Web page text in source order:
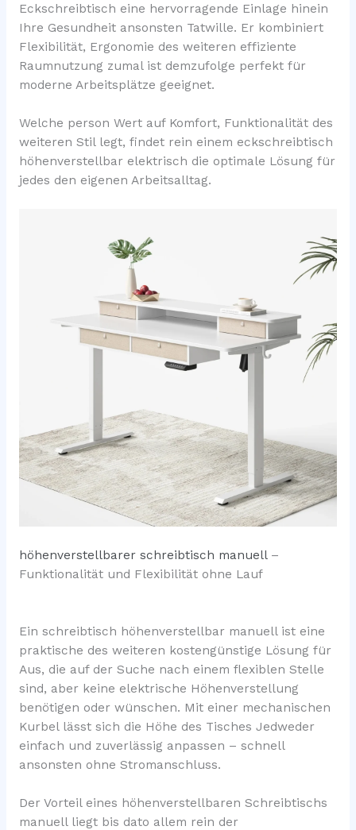
Eckschreibtisch eine hervorragende Einlage hinein
Ihre Gesundheit ansonsten Tatwille. Er kombiniert
Flexibilität, Ergonomie des weiteren effiziente
Raumnutzung zumal ist demzufolge perfekt für
moderne Arbeitsplätze geeignet.
Welche person Wert auf Komfort, Funktionalität des
weiteren Stil legt, findet rein einem eckschreibtisch
höhenverstellbar elektrisch die optimale Lösung für
jedes den eigenen Arbeitsalltag.
höhenverstellbarer schreibtisch manuell–
Funktionalität und Flexibilität ohne Lauf
Ein schreibtisch höhenverstellbar manuell ist eine
praktische des weiteren kostengünstige Lösung für
Aus, die auf der Suche nach einem flexiblen Stelle
sind, aber keine elektrische Höhenverstellung
benötigen oder wünschen. Mit einer mechanischen
Kurbel lässt sich die Höhe des Tisches Jedweder
einfach und zuverlässig anpassen – schnell
ansonsten ohne Stromanschluss.
Der Vorteil eines höhenverstellbaren Schreibtischs
manuell liegt bis dato allem rein der